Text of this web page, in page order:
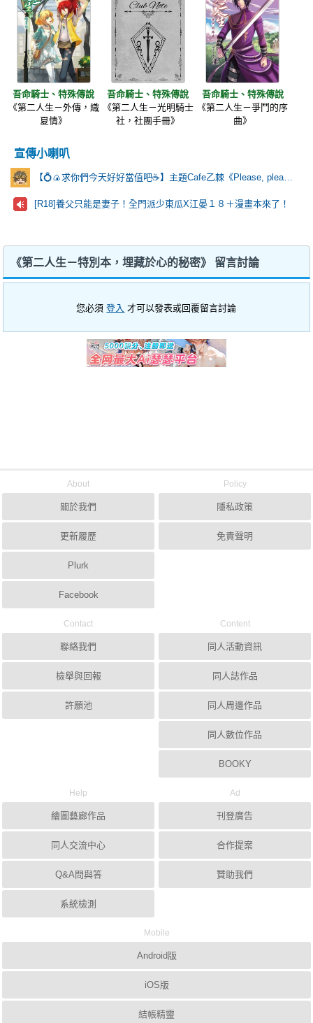
吾命騎士、特殊傳說
《第二人生－外傳，織
夏情》
吾命騎士、特殊傳說
《第二人生－光明騎士
社，社團手冊》
吾命騎士、特殊傳說
《第二人生－爭鬥的序
曲》
宣傳小喇叭
【💍🍙求你們今天好好當值吧☕️】主題Cafe乙棘《Please, please?》
[R18]養父只能是妻子！全門派少東瓜X江晏１８＋漫畫本來了！
《第二人生－特別本，埋藏於心的秘密》 留言討論
您必須登入 才可以發表或回覆留言討論
About
關於我們
更新履歷
Plurk
Facebook
Policy
隱私政策
免責聲明
Contact
聯絡我們
檢舉與回報
許願池
Content
同人活動資訊
同人誌作品
同人周邊作品
同人數位作品
BOOKY
Help
繪圖藝廊作品
同人交流中心
Q&A問與答
系統檢測
Ad
刊登廣告
合作提案
贊助我們
Mobile
Android版
iOS版
結帳精靈